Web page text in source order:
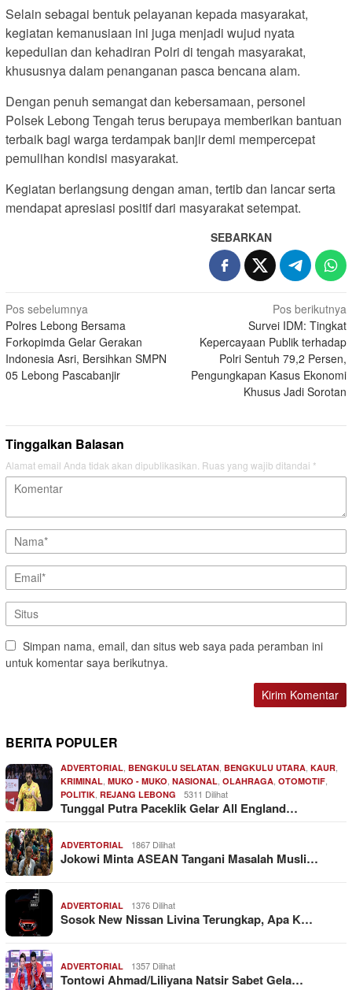
Selain sebagai bentuk pelayanan kepada masyarakat,
kegiatan kemanusiaan ini juga menjadi wujud nyata
kepedulian dan kehadiran Polri di tengah masyarakat,
khususnya dalam penanganan pasca bencana alam.
Dengan penuh semangat dan kebersamaan, personel
Polsek Lebong Tengah terus berupaya memberikan bantuan
terbaik bagi warga terdampak banjir demi mempercepat
pemulihan kondisi masyarakat.
Kegiatan berlangsung dengan aman, tertib dan lancar serta
mendapat apresiasi positif dari masyarakat setempat.
SEBARKAN
Navigasi
pos
Pos sebelumnya
Polres Lebong Bersama
Forkopimda Gelar Gerakan
Indonesia Asri, Bersihkan SMPN
05 Lebong Pascabanjir
Pos berikutnya
Survei IDM: Tingkat
Kepercayaan Publik terhadap
Polri Sentuh 79,2 Persen,
Pengungkapan Kasus Ekonomi
Khusus Jadi Sorotan
Tinggalkan Balasan
Alamat email Anda tidak akan dipublikasikan. Ruas yang wajib ditandai *
Simpan nama, email, dan situs web saya pada peramban ini
untuk komentar saya berikutnya.
BERITA POPULER
ADVERTORIAL BENGKULU SELATAN BENGKULU UTARA KAUR
KRIMINAL MUKO - MUKO NASIONAL OLAHRAGA OTOMOTIF
POLITIK REJANG LEBONG 5311 Dilihat
Tunggal Putra Paceklik Gelar All England…
ADVERTORIAL 1867 Dilihat
Jokowi Minta ASEAN Tangani Masalah Musli…
ADVERTORIAL 1376 Dilihat
Sosok New Nissan Livina Terungkap, Apa K…
ADVERTORIAL 1357 Dilihat
Tontowi Ahmad/Liliyana Natsir Sabet Gela…